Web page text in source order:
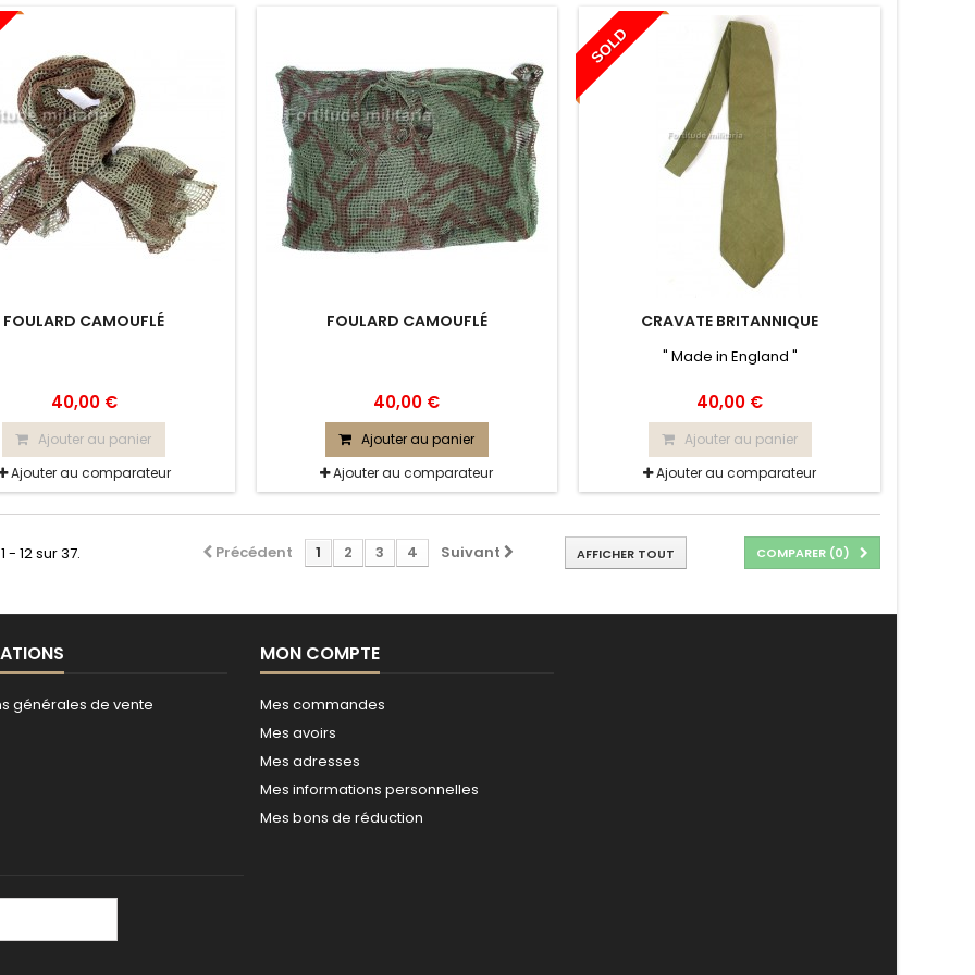
FOULARD CAMOUFLÉ
40,00 €
Ajouter au panier
Ajouter au comparateur
FOULARD CAMOUFLÉ
40,00 €
Ajouter au panier
Ajouter au comparateur
SOLD
CRAVATE BRITANNIQUE
" Made in England "
40,00 €
Ajouter au panier
Ajouter au comparateur
COMPARER (0)
AFFICHER TOUT
Précédent 1 2 3 4 Suivant
- 12 sur 37.
générales de vente
MON COMPTE
Mes commandes
Mes avoirs
Mes adresses
Mes informations personnelles
Mes bons de réduction